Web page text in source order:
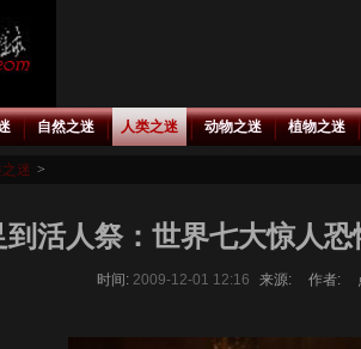
自然之迷 人类之迷 动物之迷 植物之迷
之迷 >
到活人祭：世界七大惊人
时间: 2009-12-01 12:16 来源: 作者: